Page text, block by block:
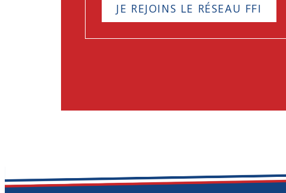
JE REJOINS LE RÉSEAU FFI